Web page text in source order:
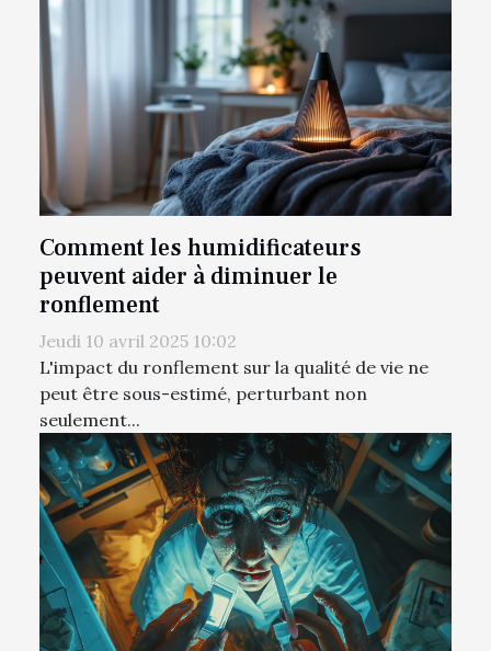
Comment les humidificateurs
peuvent aider à diminuer le
ronflement
Jeudi 10 avril 2025 10:02
L'impact du ronflement sur la qualité de vie ne
peut être sous-estimé, perturbant non
seulement...